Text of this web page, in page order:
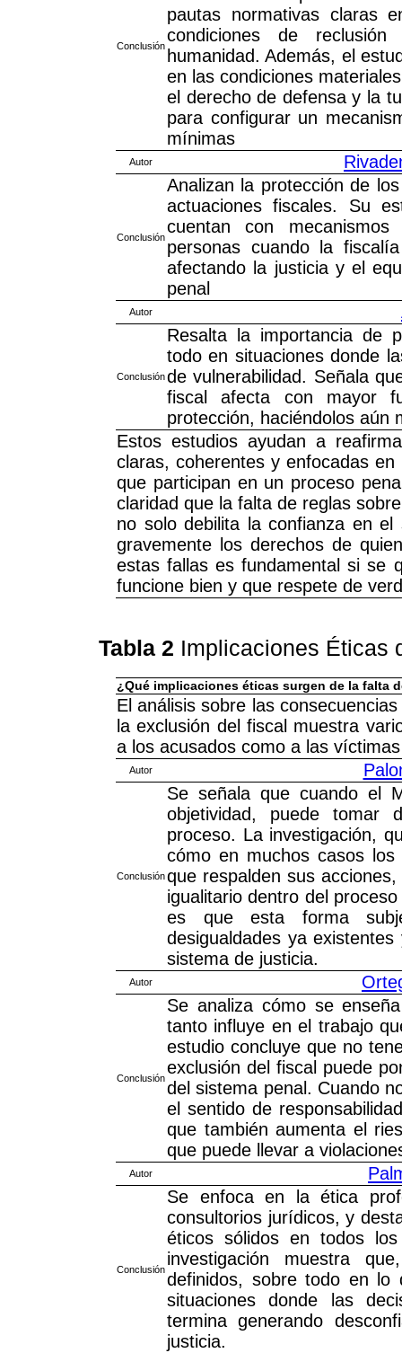
Conclusión
pautas normativas claras
condiciones de
humanidad. Además, el
en las condiciones
el derecho de defensa y la
para configurar un
mínimas
Autor
Conclusión
Analizan la protección de
actuaciones fiscales. Su
cuentan con
personas cuando la
afectando la justicia y el
penal
Autor
Conclusión
Resalta la importancia de
todo en situaciones donde
de vulnerabilidad. Señala
fiscal afecta con mayor
protección, haciéndolos aún
Estos estudios ayudan a
claras, coherentes y enfocadas
que participan en un proceso
claridad que la falta de reglas
no solo debilita la confianza en
gravemente los derechos de
estas fallas es fundamental si se
funcione bien y que respete de
Tabla 2 Implicaciones Éticas
¿Qué implicaciones éticas surgen de la falta
El análisis sobre las
la exclusión del fiscal muestra
a los acusados como a las
Autor
Conclusión
Se señala que cuando el
objetividad, puede tomar
proceso. La investigación,
cómo en muchos casos
que respalden sus
igualitario dentro del
es que esta forma
desigualdades ya
sistema de justicia.
Autor
Conclusión
Se analiza cómo se
tanto influye en el trabajo
estudio concluye que no
exclusión del fiscal puede
del sistema penal. Cuando
el sentido de
que también aumenta el
que puede llevar a
Autor
Conclusión
Se enfoca en la ética
consultorios jurídicos, y
éticos sólidos en todos
investigación muestra
definidos, sobre todo en
situaciones donde las
termina generando
justicia.